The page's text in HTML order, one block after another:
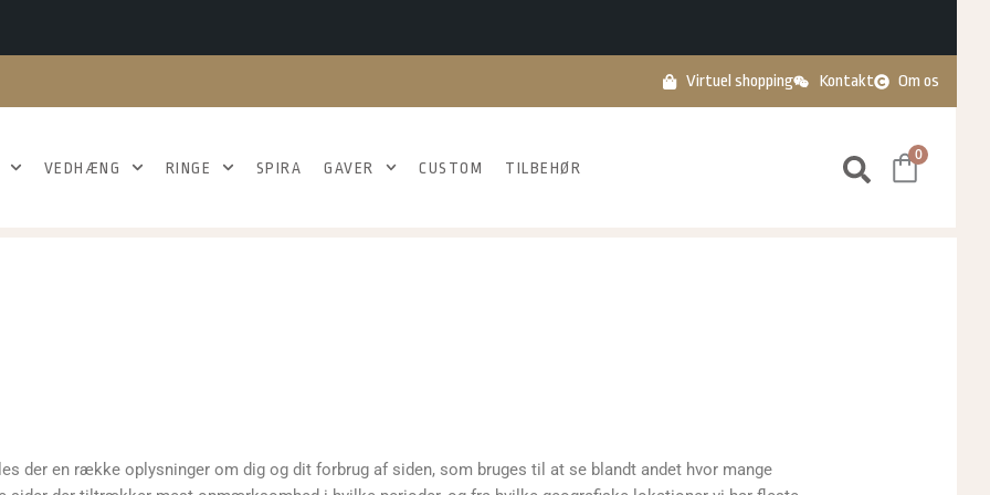
Virtuel shopping Kontakt Om os
VEDHÆNG RINGE SPIRA GAVER CUSTOM TILBEHØR
0
der en række oplysninger om dig og dit forbrug af siden, som bruges til at se blandt andet hvor mange